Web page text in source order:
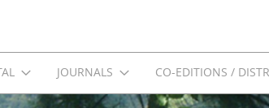
JOURNALS CO-EDITIONS /